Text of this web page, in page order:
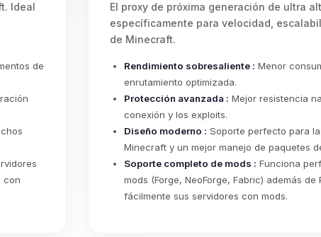
Ideal
de
con
El proxy de próxima generación de ultra
específicamente para velocidad,
de Minecraft.
Rendimiento sobresaliente : Menor
enrutamiento optimizada.
Protección avanzada : Mejor resistencia
conexión y los exploits.
Diseño moderno : Soporte perfecto para
Minecraft y un mejor manejo de paquetes
Soporte completo de mods : Funciona
mods (Forge, NeoForge, Fabric) además
fácilmente sus servidores con mods.